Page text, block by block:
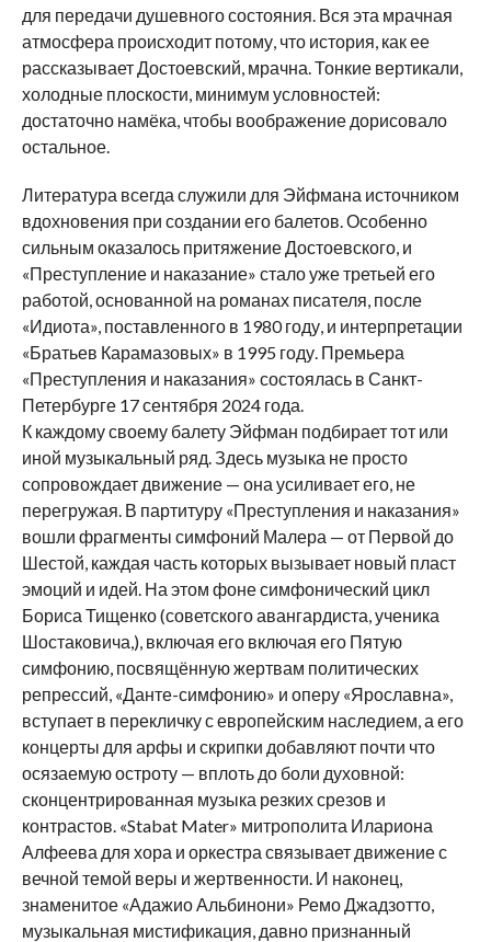
для передачи душевного состояния. Вся эта мрачная
атмосфера происходит потому, что история, как ее
рассказывает Достоевский, мрачна. Тонкие вертикали,
холодные плоскости, минимум условностей:
достаточно намёка, чтобы воображение дорисовало
остальное.
Литература всегда служили для Эйфмана источником
вдохновения при создании его балетов. Особенно
сильным оказалось притяжение Достоевского, и
«Преступление и наказание» стало уже третьей его
работой, основанной на романах писателя, после
«Идиота», поставленного в 1980 году, и интерпретации
«Братьев Карамазовых» в 1995 году. Премьера
«Преступления и наказания» состоялась в Санкт-
Петербурге 17 сентября 2024 года.
К каждому своему балету Эйфман подбирает тот или
иной музыкальный ряд. Здесь музыка не просто
сопровождает движение — она усиливает его, не
перегружая. В партитуру «Преступления и наказания»
вошли фрагменты симфоний Малера — от Первой до
Шестой, каждая часть которых вызывает новый пласт
эмоций и идей. На этом фоне симфонический цикл
Бориса Тищенко (советского авангардиста, ученика
Шостаковича,), включая его включая его Пятую
симфонию, посвящённую жертвам политических
репрессий, «Данте-симфонию» и оперу «Ярославна»,
вступает в перекличку с европейским наследием, а его
концерты для арфы и скрипки добавляют почти что
осязаемую остроту — вплоть до боли духовной:
сконцентрированная музыка резких срезов и
контрастов. «Stabat Mater» митрополита Илариона
Алфеева для хора и оркестра связывает движение с
вечной темой веры и жертвенности. И наконец,
знаменитое «Адажио Альбинони» Ремо Джадзотто,
музыкальная мистификация, давно признанный